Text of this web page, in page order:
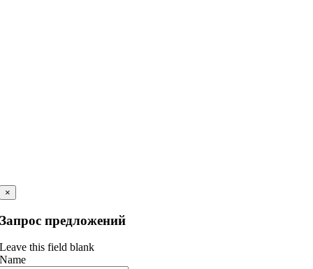
×
Запрос предложений
Leave this field blank
Name